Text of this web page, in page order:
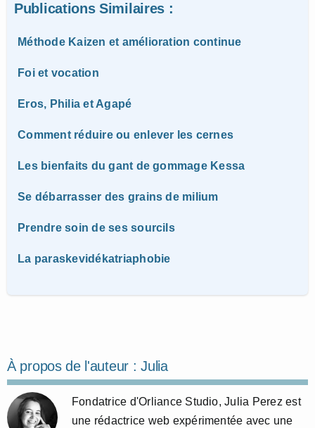
Publications Similaires :
Méthode Kaizen et amélioration continue
Foi et vocation
Eros, Philia et Agapé
Comment réduire ou enlever les cernes
Les bienfaits du gant de gommage Kessa
Se débarrasser des grains de milium
Prendre soin de ses sourcils
La paraskevidékatriaphobie
À propos de l'auteur :Julia
Fondatrice d'Orliance Studio, Julia Perez est
une rédactrice web expérimentée avec une